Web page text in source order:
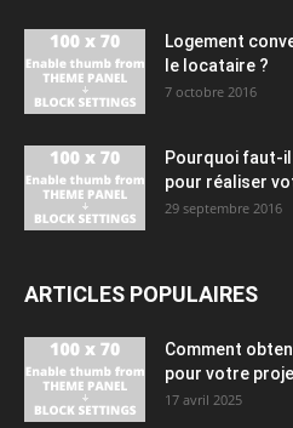
Logement
le locataire ?
7 octobre 2016
Pourquoi faut-
pour réaliser
29 septembre 2016
ARTICLES POPULAIRES
Comment
pour votre
17 avril 2025